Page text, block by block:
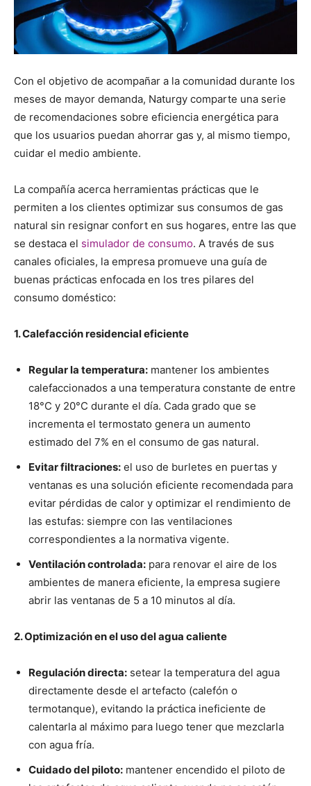
Con el objetivo de acompañar a la comunidad durante los
meses de mayor demanda, Naturgy comparte una serie
de recomendaciones sobre eficiencia energética para
que los usuarios puedan ahorrar gas y, al mismo tiempo,
cuidar el medio ambiente.
La compañía acerca herramientas prácticas que le
permiten a los clientes optimizar sus consumos de gas
natural sin resignar confort en sus hogares, entre las que
se destaca el simulador de consumo. A través de sus
canales oficiales, la empresa promueve una guía de
buenas prácticas enfocada en los tres pilares del
consumo doméstico:
1. Calefacción residencial eficiente
Regular la temperatura: mantener los ambientes
calefaccionados a una temperatura constante de entre
18°C y 20°C durante el día. Cada grado que se
incrementa el termostato genera un aumento
estimado del 7% en el consumo de gas natural.
Evitar filtraciones: el uso de burletes en puertas y
ventanas es una solución eficiente recomendada para
evitar pérdidas de calor y optimizar el rendimiento de
las estufas: siempre con las ventilaciones
correspondientes a la normativa vigente.
Ventilación controlada: para renovar el aire de los
ambientes de manera eficiente, la empresa sugiere
abrir las ventanas de 5 a 10 minutos al día.
2. Optimización en el uso del agua caliente
Regulación directa: setear la temperatura del agua
directamente desde el artefacto (calefón o
termotanque), evitando la práctica ineficiente de
calentarla al máximo para luego tener que mezclarla
con agua fría.
Cuidado del piloto: mantener encendido el piloto de